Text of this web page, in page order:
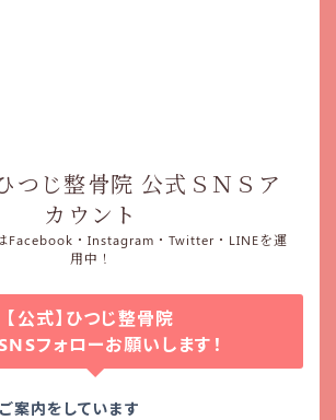
つじ整骨院 公式ＳＮＳア
カウント
Facebook・Instagram・Twitter・LINEを運
用中！
【公式】ひつじ整骨院
フォローお願いします！
案内をしています